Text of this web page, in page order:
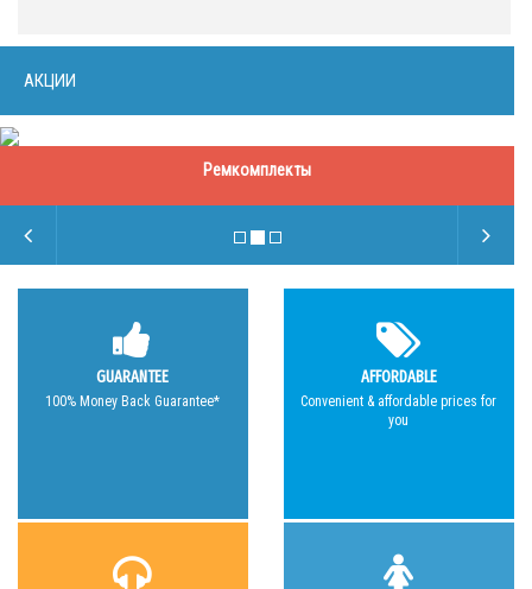
АКЦИИ
Ремкомплекты
GUARANTEE
100% Money Back Guarantee*
AFFORDABLE
Convenient & affordable prices for
you